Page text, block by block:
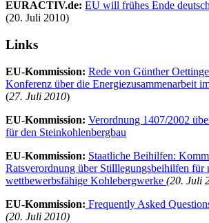
EURACTIV.de: EU will frühes Ende
(20. Juli 2010)
Links
EU-Kommission: Rede von Günther
Konferenz über die Energiezusammenarbeit
(27. Juli 2010)
EU-Kommission: Verordnung 1407/2002
für den Steinkohlenbergbau
EU-Kommission: Staatliche Beihilfen:
Ratsverordnung über Stilllegungsbeihilfen für
wettbewerbsfähige Kohlebergwerke (20. Juli
EU-Kommission: Frequently Asked
(20. Juli 2010)